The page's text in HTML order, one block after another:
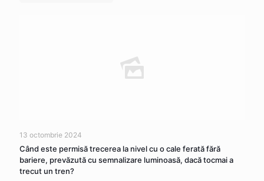
13 octombrie 2024
Când este permisă trecerea la nivel cu o cale ferată fără
bariere, prevăzută cu semnalizare luminoasă, dacă tocmai a
trecut un tren?